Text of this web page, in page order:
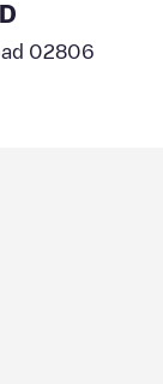
02806